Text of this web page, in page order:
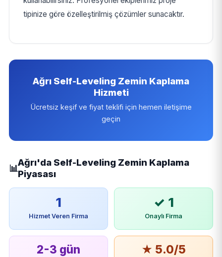
tipinize göre özelleştirilmiş çözümler sunacaktır.
Ağrı Self-Leveling Zemin Kaplama
Hizmeti
Ücretsiz keşif ve fiyat teklifi için hemen iletişime
geçin
📊
Ağrı'da Self-Leveling Zemin Kaplama
Piyasası
1
Hizmet Veren Firma
✓ 1
Onaylı Firma
2-3 gün ★ 5.0/5